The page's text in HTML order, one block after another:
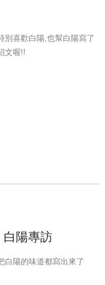
別喜歡白陽,也幫白陽寫了
文喔!!
白陽專訪
白陽的味道都寫出來了